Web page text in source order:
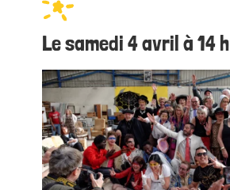
Le samedi 4 avril à 14 h